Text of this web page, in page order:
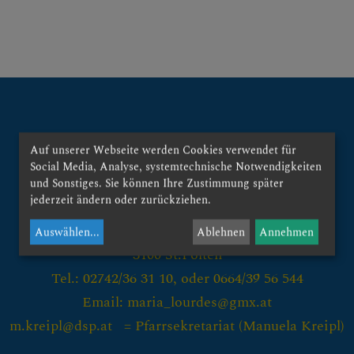
DAS "+", UM
EVENTS,
DER PFARRE
Kontakt:
Pfarre St.Pölten - Maria Lourdes
Kremserlandstraße 48
3100 St.Pölten
Tel.: 02742/36 31 10, oder 0664/39 56 544
Email: maria_lourdes@gmx.at
m.kreipl@dsp.at = Pfarrsekretariat (Manuela Kreipl)
Auf unserer Webseite werden Cookies verwendet für
Social Media, Analyse, systemtechnische Notwendigkeiten
und Sonstiges. Sie können Ihre Zustimmung später
jederzeit ändern oder zurückziehen.
Auswählen... Ablehnen Annehmen